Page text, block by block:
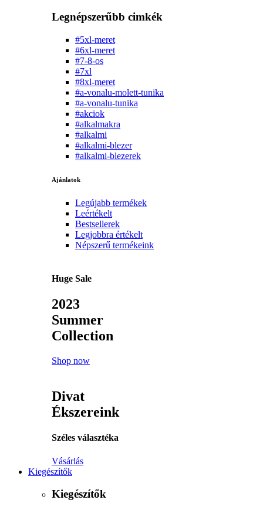
Legnépszerűbb cimkék
#5xl-meret
#6xl-meret
#7-8-os
#7xl
#8xl-meret
#a-vonalu-molett-tunika
#a-vonalu-tunika
#akciok
#alkalmakra
#alkalmi
#alkalmi-blezer
#alkalmi-blezerek
Ajánlatok
Legújabb termékek
Leértékelt
Bestsellerek
Legjobbra értékelt
Népszerű termékeink
Huge Sale
2023
Summer
Collection
Shop now
Divat
Ékszereink
Széles választéka
Vásárlás
Kiegészítők
Kiegészítők